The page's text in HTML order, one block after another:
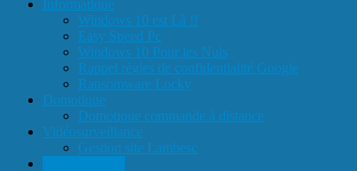
Informatique
Windows 10 est Là !!
Easy Speed Pc
Windows 10 Pour les Nuls
Rappel règles de confidentialité Google
Ransomware Locky
Domotique
Domotique commande à distance
Vidéosurveillance
Gestion site Lambesc